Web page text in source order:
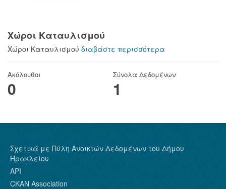
Χώροι Καταυλισμού
Χώροι Καταυλισμού διαβάστε περισσότερα
Ακόλουθοι
0
Σύνολα Δεδομένων
1
Σχετικά με Πύλη Ανοικτών Δεδομένων του Δήμου
Ηρακλείου
API
CKAN Association